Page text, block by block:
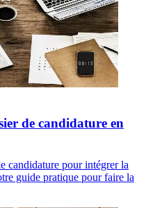
de candidature en
candidature pour intégrer la
guide pratique pour faire la